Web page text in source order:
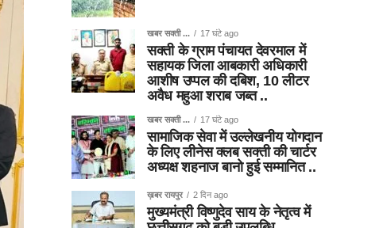
खबर सक्ती ... 17 घंटे ago
सक्ती के ग्राम पंचायत देवरमाल में
सहायक जिला आबकारी अधिकारी
आशीष उप्पल की दबिश, 10 लीटर
अवैध महुआ शराब जब्त ..
खबर सक्ती ... 17 घंटे ago
सामाजिक सेवा में उल्लेखनीय योगदान
के लिए लीनेस क्लब सक्ती की चार्टर
अध्यक्ष शहनाज बानो हुई सम्मानित ..
ख़बर रायपुर 2 दिन ago
मुख्यमंत्री विष्णुदेव साय के नेतृत्व में